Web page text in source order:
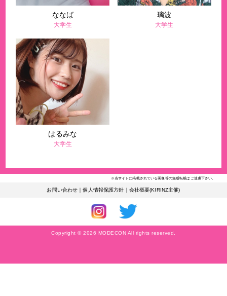
ななば
大学生
璃波
大学生
はるみな
大学生
※当サイトに掲載されている画像等の無断転載はご遠慮下さい。
お問い合わせ ｜個人情報保護方針 ｜ 会社概要(KIRINZ主催)
Copyright © 2026 MODECON All rights reserved.